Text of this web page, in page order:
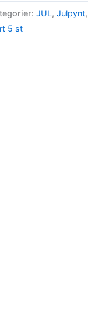
JUL, Julpynt,
5 st